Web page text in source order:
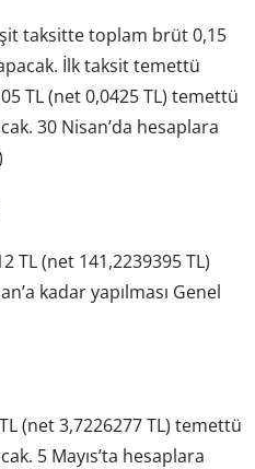
taksitte toplam brüt 0,15
İlk taksit temettü
TL (net 0,0425 TL) temettü
30 Nisan’da hesaplara
TL (net 141,2239395 TL)
kadar yapılması Genel
(net 3,7226277 TL) temettü
5 Mayıs’ta hesaplara